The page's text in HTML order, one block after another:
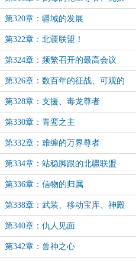
至宝
第320章：疆域的发展
第322章：北疆联盟！
第324章：频繁召开的最高会议
第326章：数百年的征战、可观的
收货
第328章：支援、毒龙尊者
第330章：青鸾之主
第332章：难缠的万界尊者
第334章：站稳脚跟的北疆联盟
第336章：信物的归属
第338章：武装、移动宝库、神殿
开启
第340章：仇人见面
第342章：兽神之心